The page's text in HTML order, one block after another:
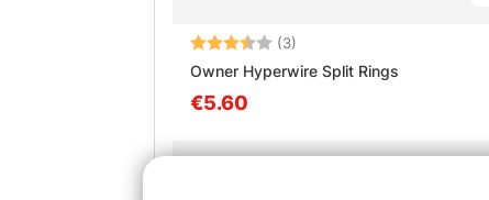
Beoordeling:(3)
Owner Hyperwire Split Rings
€5.60